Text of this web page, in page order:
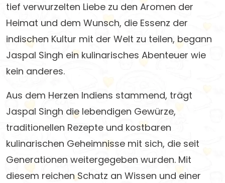
tief verwurzelten Liebe zu den Aromen der
Heimat und dem Wunsch, die Essenz der
indischen Kultur mit der Welt zu teilen, begann
Jaspal Singh ein kulinarisches Abenteuer wie
kein anderes.
Aus dem Herzen Indiens stammend, trägt
Jaspal Singh die lebendigen Gewürze,
traditionellen Rezepte und kostbaren
kulinarischen Geheimnisse mit sich, die seit
Generationen weitergegeben wurden. Mit
diesem reichen Schatz an Wissen und einer